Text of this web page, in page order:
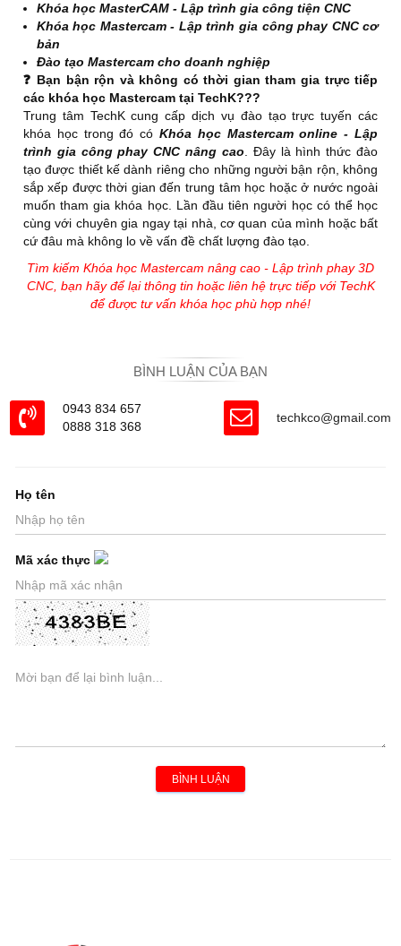
Khóa học MasterCAM - Lập trình gia công tiện CNC
Khóa học Mastercam - Lập trình gia công phay CNC cơ
bản
Đào tạo Mastercam cho doanh nghiệp
❓ Bạn bận rộn và không có thời gian tham gia trực tiếp
các khóa học Mastercam tại TechK???
Trung tâm TechK cung cấp dịch vụ đào tạo trực tuyến các
khóa học trong đó có Khóa học Mastercam online - Lập
trình gia công phay CNC nâng cao. Đây là hình thức đào
tạo được thiết kế dành riêng cho những người bận rộn, không
sắp xếp được thời gian đến trung tâm học hoặc ở nước ngoài
muốn tham gia khóa học. Lần đầu tiên người học có thể học
cùng với chuyên gia ngay tại nhà, cơ quan của mình hoặc bất
cứ đâu mà không lo về vấn đề chất lượng đào tạo.
Tìm kiếm Khóa học Mastercam nâng cao - Lập trình phay 3D
CNC, bạn hãy để lại thông tin hoặc liên hệ trực tiếp với TechK
để được tư vấn khóa học phù hợp nhé!
BÌNH LUẬN CỦA BẠN
0943 834 657
0888 318 368
techkco@gmail.com
Họ tên
Mã xác thực
BÌNH LUẬN